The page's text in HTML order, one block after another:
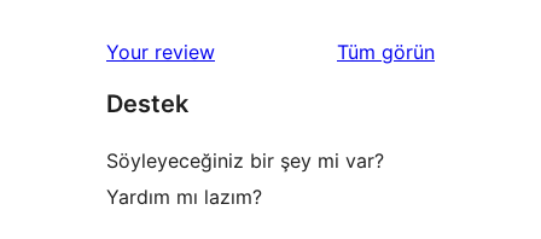
Your review Tüm değerlendirmeleri
görün
Destek
Söyleyeceğiniz bir şey mi var?
Yardım mı lazım?